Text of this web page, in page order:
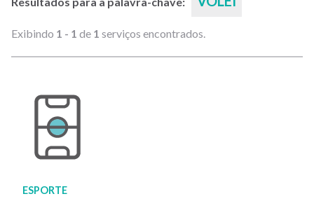
Exibindo 1 - 1 de 1 serviços encontrados.
ESPORTE